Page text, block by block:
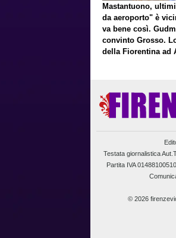
Mastantuono,
da aeroporto" è
va bene così.
convinto Grosso.
della Fiorentina ad
Testata giornalistica
Partita IVA
© 2026